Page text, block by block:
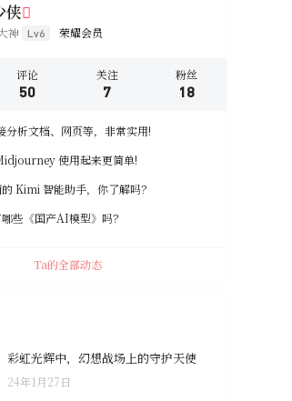
侠
神 Lv6 荣耀会员
评论
50
关注
7
粉丝
18
分析文档、网页等，非常实用!
使用起来更简单!
Kimi 智能助手，你了解吗？
些《国产AI模型》吗？
Ta的全部动态
彩虹光辉中，幻想战场上的守护天使
24年1月27日